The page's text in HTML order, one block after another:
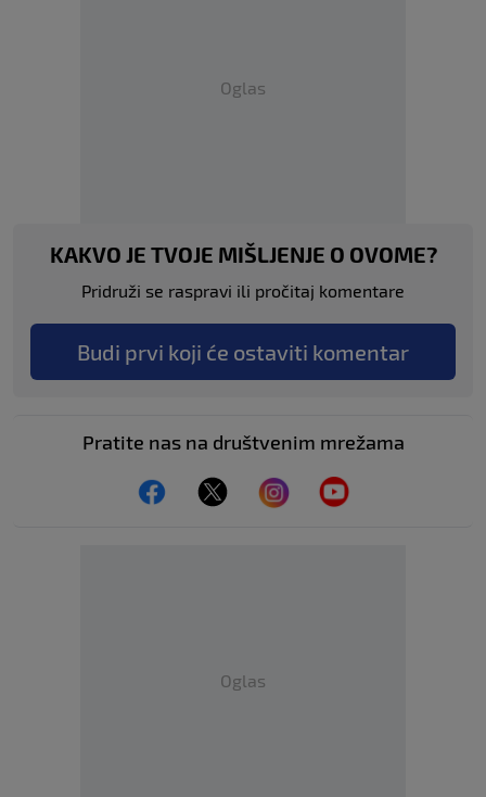
Oglas
KAKVO JE TVOJE MIŠLJENJE O OVOME?
Pridruži se raspravi ili pročitaj komentare
Budi prvi koji će ostaviti komentar
Pratite nas na društvenim mrežama
Oglas